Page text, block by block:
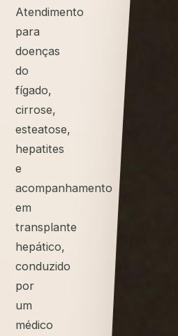
Atendimento
para
doenças
do
fígado,
cirrose,
esteatose,
hepatites
e
acompanhamento
em
transplante
hepático,
conduzido
por
um
médico